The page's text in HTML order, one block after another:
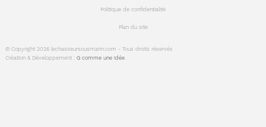
© Copyright 2026 lechasseursousmarin.com - Tous droits réservés
Création & Développement :G comme une idée
Politique de confidentialité
Plan du site